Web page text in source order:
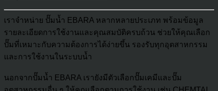
เราจำหน่าย ปั๊มน้ำ EBARA หลากหลายประเภท พร้อมข้อมูล
รายละเอียดการใช้งานและคุณสมบัติครบถ้วน ช่วยให้คุณเลือก
ปั๊มที่เหมาะกับความต้องการได้ง่ายขึ้น รองรับทุกอุตสาหกรรม
และการใช้งานในระบบน้ำ
นอกจากปั๊มน้ำ EBARA เรายังมีตัวเลือกปั๊มเคมีและปั๊ม